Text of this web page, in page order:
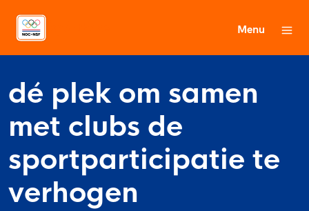
Menu
dé plek om samen
met clubs de
sportparticipatie te
verhogen